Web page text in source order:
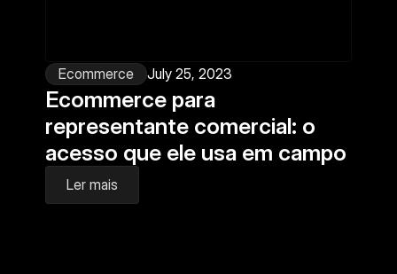
Ecommerce July 25, 2023
Ecommerce para
representante comercial: o
acesso que ele usa em campo
Ler mais